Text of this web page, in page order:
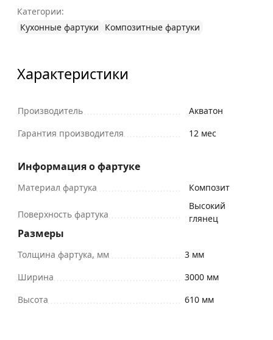
Категории:
Кухонные фартуки
Композитные фартуки
Характеристики
Производитель
Акватон
Гарантия производителя
12 мес
Информация о фартуке
Материал фартука Композит
Поверхность фартука
Высокий
глянец
Размеры
Толщина фартука, мм
3 мм
Ширина
3000 мм
Высота
610 мм